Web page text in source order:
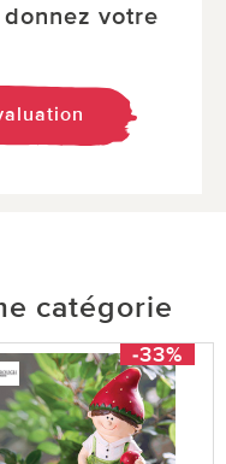
votre
catégorie
-33%